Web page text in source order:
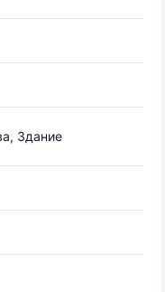
Здание